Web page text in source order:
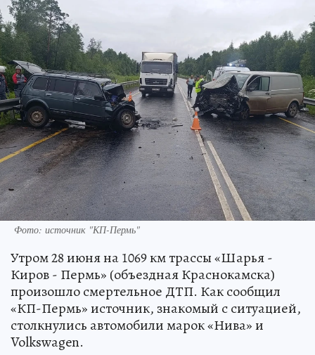
Фото: источник "КП-Пермь"
Утром 28 июня на 1069 км трассы «Шарья -
Киров - Пермь» (объездная Краснокамска)
произошло смертельное ДТП. Как сообщил
«КП-Пермь» источник, знакомый с ситуацией,
столкнулись автомобили марок «Нива» и
Volkswagen.